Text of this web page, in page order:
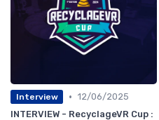
Interview • 12/06/2025
INTERVIEW - RecyclageVR Cup :